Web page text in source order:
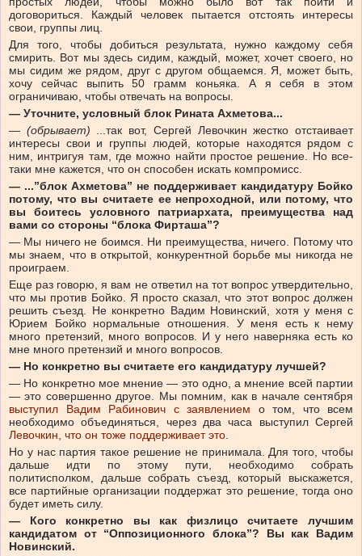
договориться. Каждый человек пытается отстоять интересы
свои, группы лиц.
Для того, чтобы добиться результата, нужно каждому себя
смирить. Вот мы здесь сидим, каждый, может, хочет своего, но
мы сидим же рядом, друг с другом общаемся. Я, может быть,
хочу сейчас выпить 50 грамм коньяка. А я себя в этом
ограничиваю, чтобы отвечать на вопросы.
— Уточните, условный блок Рината Ахметова...
— (обрывает) ...так вот, Сергей Левочкин жестко отстаивает
интересы свои и группы людей, которые находятся рядом с
ним, интригуя там, где можно найти простое решение. Но все-
таки мне кажется, что он способен искать компромисс.
— ...”блок Ахметова” не поддерживает кандидатуру Бойко
потому, что вы считаете ее непроходной, или потому, что
вы боитесь условного патриархата, преимущества над
вами со стороны “блока Фирташа”?
— Мы ничего не боимся. Ни преимущества, ничего. Потому что
мы знаем, что в открытой, конкурентной борьбе мы никогда не
проиграем.
Еще раз говорю, я вам не ответил на тот вопрос утвердительно,
что мы против Бойко. Я просто сказал, что этот вопрос должен
решить съезд. Не конкретно Вадим Новинский, хотя у меня с
Юрием Бойко нормальные отношения. У меня есть к нему
много претензий, много вопросов. И у него наверняка есть ко
мне много претензий и много вопросов.
— Но конкретно вы считаете его кандидатуру лучшей?
— Но конкретно мое мнение — это одно, а мнение всей партии
— это совершенно другое. Мы помним, как в начале сентября
выступил Вадим Рабинович с заявлением о том, что всем
необходимо объединяться, через два часа выступил Сергей
Левочкин, что он тоже поддерживает это.
Но у нас партия такое решение не принимала. Для того, чтобы
дальше идти по этому пути, необходимо собрать
политисполком, дальше собрать съезд, который выскажется,
все партийные организации поддержат это решение, тогда оно
будет иметь силу.
— Кого конкретно вы как физлицо считаете лучшим
кандидатом от “Оппозиционного блока”? Вы как Вадим
Новинский.